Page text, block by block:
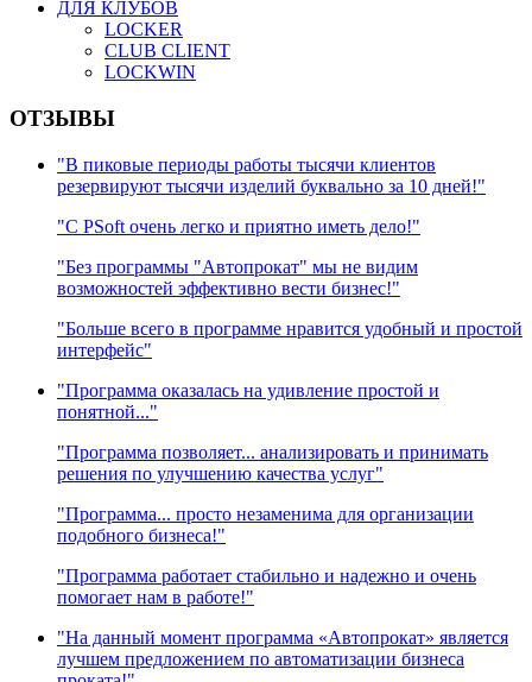
ДЛЯ КЛУБОВ
LOCKER
CLUB CLIENT
LOCKWIN
ОТЗЫВЫ
"В пиковые периоды работы тысячи клиентов
резервируют тысячи изделий буквально за 10 дней!"
"C PSoft очень легко и приятно иметь дело!"
"Без программы "Автопрокат" мы не видим
возможностей эффективно вести бизнес!"
"Больше всего в программе нравится удобный и простой
интерфейс"
"Программа оказалась на удивление простой и
понятной..."
"Программа позволяет... анализировать и принимать
решения по улучшению качества услуг"
"Программа... просто незаменима для организации
подобного бизнеса!"
"Программа работает стабильно и надежно и очень
помогает нам в работе!"
"На данный момент программа «Автопрокат» является
лучшем предложением по автоматизации бизнеса